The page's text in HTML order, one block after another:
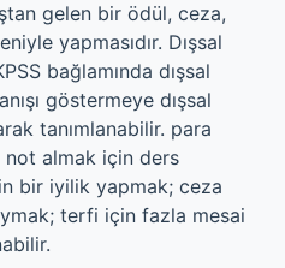
gelen bir ödül, ceza,
yapmasıdır. Dışsal
bağlamında dışsal
göstermeye dışsal
tanımlanabilir. para
not almak için ders
bir iyilik yapmak; ceza
terfi için fazla mesai